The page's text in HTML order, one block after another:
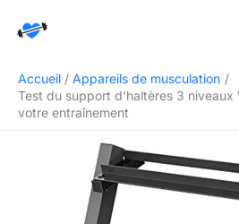
Accueil
Appareils de musculation
Test du support d’haltères 3 niveaux
votre entraînement